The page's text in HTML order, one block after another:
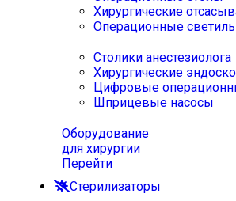
Хирургические
Операционные
Столики анестезиолога
Хирургические
Цифровые
Шприцевые насосы
Оборудование
для хирургии
Перейти
Стерилизаторы